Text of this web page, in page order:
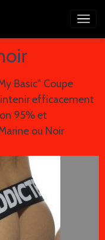
Basic" Coupe
efficacement
95% et
ou Noir